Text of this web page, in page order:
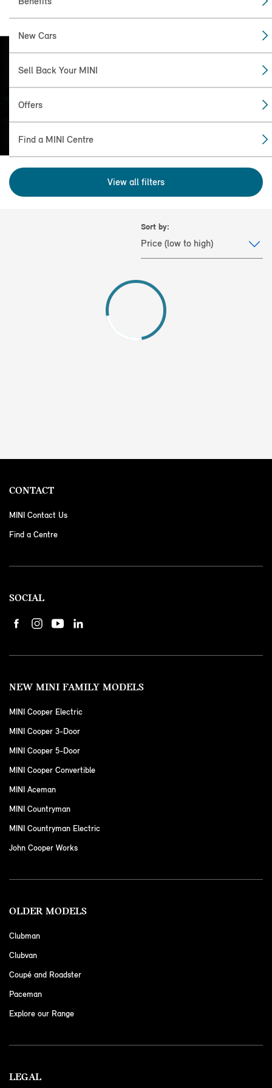
New Cars
Sell Back Your MINI
Offers
Find a MINI Centre
FIND THE
MINI FOR YOU
View all filters
Sort by:
CONTACT
MINI Contact Us
Find a Centre
SOCIAL
NEW MINI FAMILY MODELS
MINI Cooper Electric
MINI Cooper 3-Door
MINI Cooper 5-Door
MINI Cooper Convertible
MINI Aceman
MINI Countryman
MINI Countryman Electric
John Cooper Works
OLDER MODELS
Clubman
Clubvan
Coupé and Roadster
Paceman
Explore our Range
LEGAL